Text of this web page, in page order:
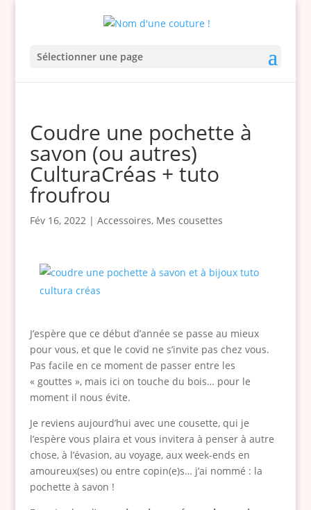
Sélectionner une page
Coudre une pochette à
savon (ou autres)
CulturaCréas + tuto
froufrou
Fév 16, 2022 | Accessoires, Mes cousettes
J’espère que ce début d’année se passe au mieux
pour vous, et que le covid ne s’invite pas chez vous.
Pas facile en ce moment de passer entre les
« gouttes », mais ici on touche du bois… pour le
moment il nous évite.
Je reviens aujourd’hui avec une cousette, qui je
l’espère vous plaira et vous invitera à penser à autre
chose, à l’évasion, au voyage, aux week-ends en
amoureux(ses) ou entre copin(e)s… j’ai nommé : la
pochette à savon !